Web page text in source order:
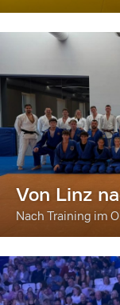
Von Linz
Nach Training im